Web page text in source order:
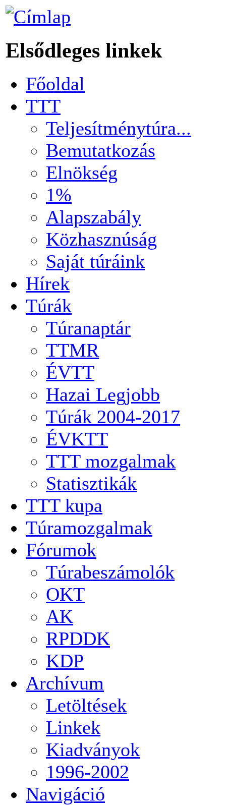
Elsődleges linkek
Főoldal
TTT
Teljesítménytúra...
Bemutatkozás
Elnökség
1%
Alapszabály
Közhasznúság
Saját túráink
Hírek
Túrák
Túranaptár
TTMR
ÉVTT
Hazai Legjobb
Túrák 2004-2017
ÉVKTT
TTT mozgalmak
Statisztikák
TTT kupa
Túramozgalmak
Fórumok
Túrabeszámolók
OKT
AK
RPDDK
KDP
Archívum
Letöltések
Linkek
Kiadványok
1996-2002
Navigáció